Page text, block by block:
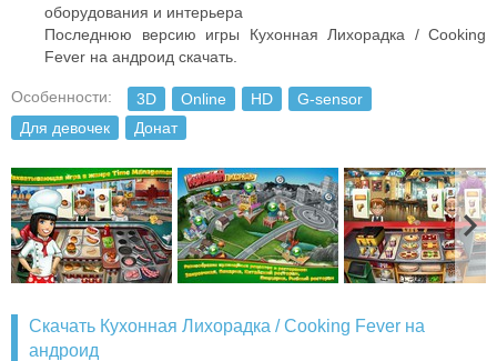
оборудования и интерьера
Последнюю версию игры Кухонная Лихорадка / Cooking
Fever на андроид скачать.
Особенности: 3D Online HD
G-sensor
Для девочек
Донат
Скачать Кухонная Лихорадка / Cooking Fever на
андроид